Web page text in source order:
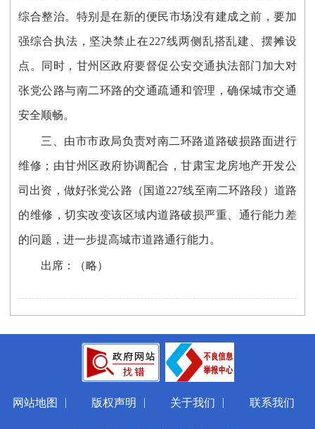
综合整治。特别是在新的便民市场没有建成之前，要加
强综合执法，坚决禁止在227线两侧乱搭乱建、摆摊设
点。同时，甘州区政府要督促公安交通执法部门加大对
张党公路与南二环路的交通疏通和管理，确保城市交通
安全顺畅。
三、由市市政局负责对南二环路道路破损路面进行
维修；由甘州区政府协调配合，甘肃宝龙房地产开发公
司出资，做好张党公路（国道227线至南二环路段）道路
的维修，切实改变该区域内道路破损严重、通行能力差
的问题，进一步提高城市道路通行能力。
出席：（略）
网站地图 | 版权声明 | 关于我们 | 联系我们